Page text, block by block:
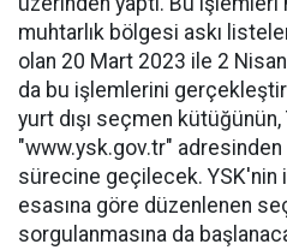
muhtarlık bölgesi askı
olan 20 Mart 2023 ile 2
da bu işlemlerini
yurt dışı seçmen
"www.ysk.gov.tr"
sürecine geçilecek.
esasına göre düzenlenen
sorgulanmasına da